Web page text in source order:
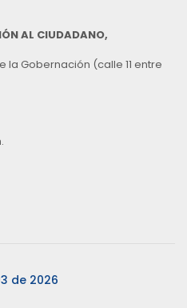
AL CIUDADANO,
Gobernación (calle 11 entre
de 2026